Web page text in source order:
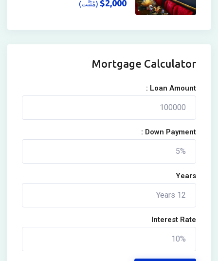
$2,000 (مُثَبَّت)
Mortgage Calculator
Loan Amount :
Down Payment :
Years
Interest Rate